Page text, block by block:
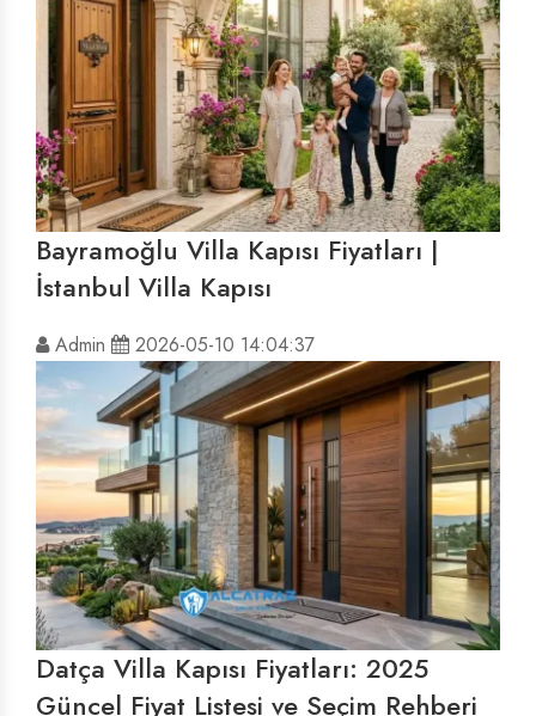
Bayramoğlu Villa Kapısı Fiyatları |
İstanbul Villa Kapısı
Admin 2026-05-10 14:04:37
Datça Villa Kapısı Fiyatları: 2025
Güncel Fiyat Listesi ve Seçim Rehberi